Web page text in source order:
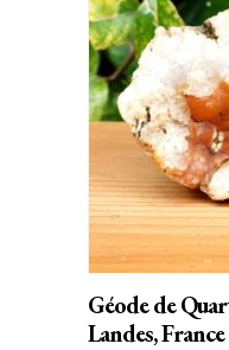
Géode de
Landes, France